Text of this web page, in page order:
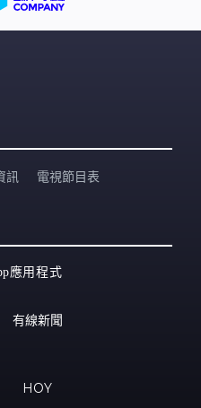
訊 電視節目表
應用程式
有線新聞
HOY